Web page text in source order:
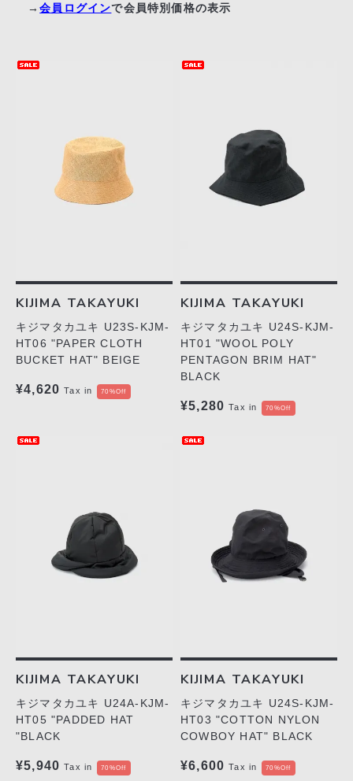
→会員ログインで会員特別価格の表示
KIJIMA TAKAYUKI
キジマタカユキ U23S-KJM-
HT06 "PAPER CLOTH
BUCKET HAT" BEIGE
¥4,620 Tax in 70%Off
KIJIMA TAKAYUKI
キジマタカユキ U24S-KJM-
HT01 "WOOL POLY
PENTAGON BRIM HAT"
BLACK
¥5,280 Tax in 70%Off
KIJIMA TAKAYUKI
キジマタカユキ U24A-KJM-
HT05 "PADDED HAT
"BLACK
¥5,940 Tax in 70%Off
KIJIMA TAKAYUKI
キジマタカユキ U24S-KJM-
HT03 "COTTON NYLON
COWBOY HAT" BLACK
¥6,600 Tax in 70%Off